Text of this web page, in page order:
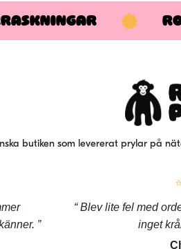
butiken som levererat prylar på
Blev lite fel med
inget